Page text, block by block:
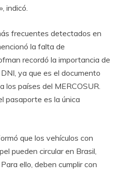
indicó.
frecuentes detectados en
la falta de
recordó la importancia de
ya que es el documento
los países del MERCOSUR.
pasaporte es la única
que los vehículos con
pueden circular en Brasil,
ello, deben cumplir con